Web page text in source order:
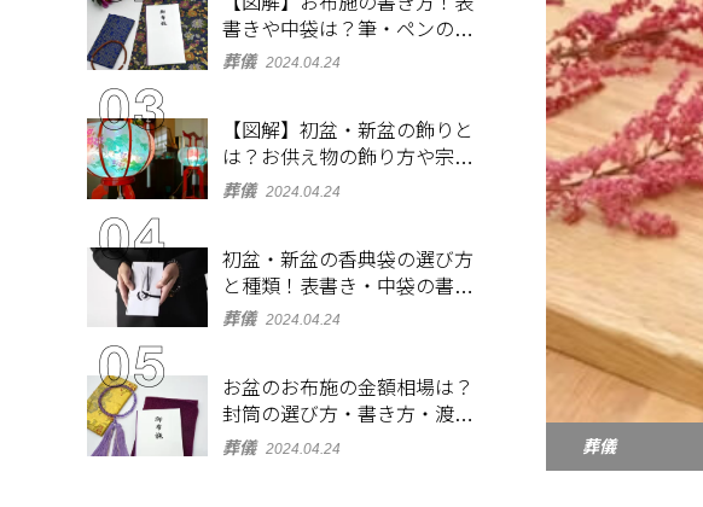
葬儀
書きや中袋は？筆・ペンのマ
ナーとよくあるQ&A集
葬儀 2024.04.24
【図解】初盆・新盆の飾りと
は？お供え物の飾り方や宗派
ごとの違いを解説！
葬儀 2024.04.24
初盆・新盆の香典袋の選び方
と種類！表書き・中袋の書き
方、お札の入れ方も
葬儀 2024.04.24
お盆のお布施の金額相場は？
封筒の選び方・書き方・渡し
方も解説
葬儀 2024.04.24